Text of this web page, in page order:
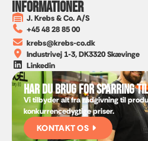
Informationer
J. Krebs & Co. A/S
+45 48 28 85 00
krebs@krebs-co.dk
Industrivej 1-3, DK3320 Skævinge
Linkedin
Har du brug for sparring
Vi tilbyder alt fra rådgivning til
konkurrencedygtige priser.
KONTAKT OS